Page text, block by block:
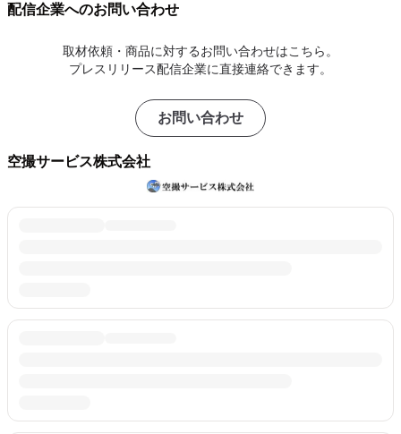
配信企業へのお問い合わせ
取材依頼・商品に対するお問い合わせはこちら。
プレスリリース配信企業に直接連絡できます。
お問い合わせ
空撮サービス株式会社